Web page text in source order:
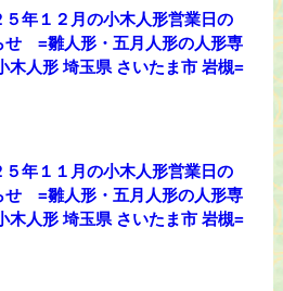
５年１２月の小木人形営業日の
せ =雛人形・五月人形の人形専
木人形 埼玉県 さいたま市 岩槻=
５年１１月の小木人形営業日の
せ =雛人形・五月人形の人形専
木人形 埼玉県 さいたま市 岩槻=